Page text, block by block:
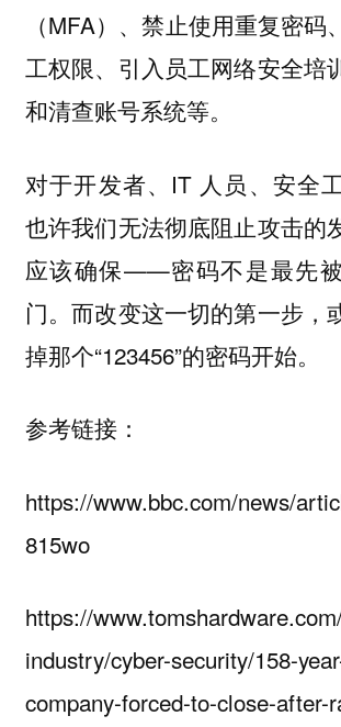
（MFA）、禁止使用重复密码
工权限、引入员工网络安全培
和清查账号系统等。
对于开发者、IT 人员、安全
也许我们无法彻底阻止攻击的
应该确保——密码不是最先
门。而改变这一切的第一步，
掉那个“123456”的密码开始。
参考链接：
https://www.bbc.com/news/
815wo
https://
industry/cyber-security/158-
company-forced-to-close-after-